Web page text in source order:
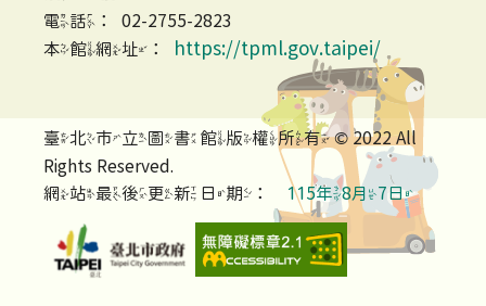
電話：02-2755-2823
本館網址：
https://tpml.gov.taipei/
臺北市立圖書館版權所有 © 2022 All
Rights Reserved.
網站最後更新日期：
115年8月7日